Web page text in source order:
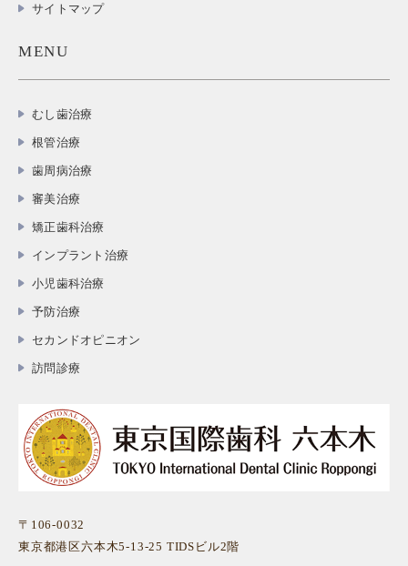
サイトマップ
MENU
むし歯治療
根管治療
歯周病治療
審美治療
矯正歯科治療
インプラント治療
小児歯科治療
予防治療
セカンドオピニオン
訪問診療
〒106-0032
東京都港区六本木5-13-25 TIDSビル2階